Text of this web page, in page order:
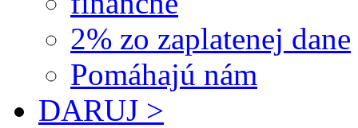
2% zo zaplatenej dane
Pomáhajú nám
DARUJ >